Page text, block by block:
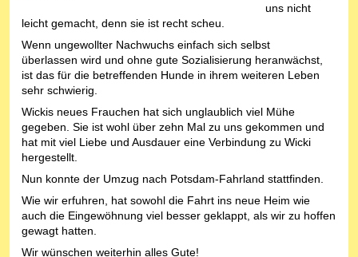
uns nicht
leicht gemacht, denn sie ist recht scheu.
Wenn ungewollter Nachwuchs einfach sich selbst
überlassen wird und ohne gute Sozialisierung heranwächst,
ist das für die betreffenden Hunde in ihrem weiteren Leben
sehr schwierig.
Wickis neues Frauchen hat sich unglaublich viel Mühe
gegeben. Sie ist wohl über zehn Mal zu uns gekommen und
hat mit viel Liebe und Ausdauer eine Verbindung zu Wicki
hergestellt.
Nun konnte der Umzug nach Potsdam-Fahrland stattfinden.
Wie wir erfuhren, hat sowohl die Fahrt ins neue Heim wie
auch die Eingewöhnung viel besser geklappt, als wir zu hoffen
gewagt hatten.
Wir wünschen weiterhin alles Gute!